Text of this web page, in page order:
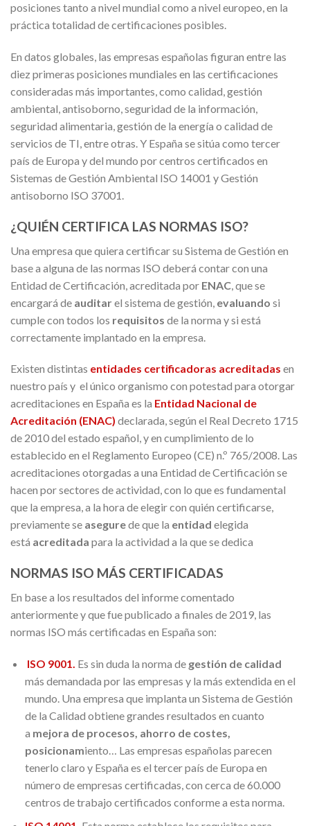
posiciones tanto a nivel mundial como a nivel europeo, en la
práctica totalidad de certificaciones posibles.
En datos globales, las empresas españolas figuran entre las
diez primeras posiciones mundiales en las certificaciones
consideradas más importantes, como calidad, gestión
ambiental, antisoborno, seguridad de la información,
seguridad alimentaria, gestión de la energía o calidad de
servicios de TI, entre otras. Y España se sitúa como tercer
país de Europa y del mundo por centros certificados en
Sistemas de Gestión Ambiental ISO 14001 y Gestión
antisoborno ISO 37001.
¿QUIÉN CERTIFICA LAS NORMAS ISO?
Una empresa que quiera certificar su Sistema de Gestión en
base a alguna de las normas ISO deberá contar con una
Entidad de Certificación, acreditada por ENAC , que se
encargará de auditarel sistema de gestión, evaluando si
cumple con todos los requisitos de la norma y si está
correctamente implantado en la empresa.
Existen distintas entidades certificadoras acreditadas en
nuestro país y el único organismo con potestad para otorgar
acreditaciones en España es la Entidad Nacional de
Acreditación (ENAC) declarada, según el Real Decreto 1715
de 2010 del estado español, y en cumplimiento de lo
establecido en el Reglamento Europeo (CE) n.º 765/2008. Las
acreditaciones otorgadas a una Entidad de Certificación se
hacen por sectores de actividad, con lo que es fundamental
que la empresa, a la hora de elegir con quién certificarse,
previamente se asegurede que la entidad elegida
está acreditada para la actividad a la que se dedica
NORMAS ISO MÁS CERTIFICADAS
En base a los resultados del informe comentado
anteriormente y que fue publicado a finales de 2019, las
normas ISO más certificadas en España son:
ISO 9001. Es sin duda la norma de gestión de calidad
más demandada por las empresas y la más extendida en el
mundo. Una empresa que implanta un Sistema de Gestión
de la Calidad obtiene grandes resultados en cuanto
a mejora de procesos, ahorro de costes,
posicionamiento… Las empresas españolas parecen
tenerlo claro y España es el tercer país de Europa en
número de empresas certificadas, con cerca de 60.000
centros de trabajo certificados conforme a esta norma.